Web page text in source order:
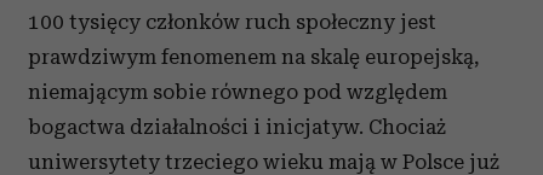
100 tysięcy członków ruch społeczny jest
prawdziwym fenomenem na skalę europejską,
niemającym sobie równego pod względem
bogactwa działalności i inicjatyw. Chociaż
uniwersytety trzeciego wieku mają w Polsce już